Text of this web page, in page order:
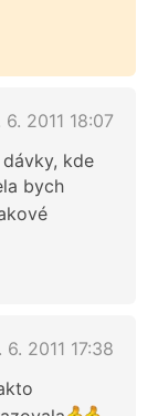
6. 2011 18:07
kde
bych
6. 2011 17:38